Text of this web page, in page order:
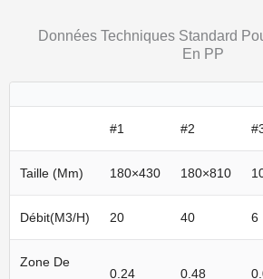
Données Techniques Standard
En PP
#1 #2
Taille (mm) 180×430 180×810
Débit(m3/h) 20 40 6
Zone De
0.24 0.48